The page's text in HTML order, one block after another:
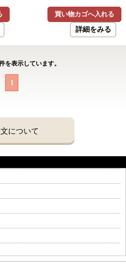
買い物カゴへ入れる
詳細をみる
を表示しています。
1
について